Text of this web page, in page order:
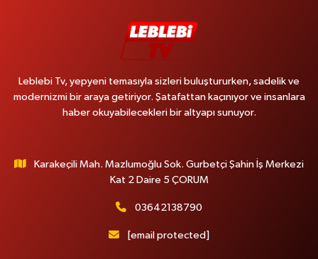
Leblebi Tv, yepyeni temasıyla sizleri buluştururken, sadelik ve
modernizmi bir araya getiriyor. Şatafattan kaçınıyor ve insanlara
haber okuyabilecekleri bir altyapı sunuyor.
Karakeçili Mah. Mazlumoğlu Sok. Gurbetçi Şahin İş Merkezi
Kat 2 Daire 5 ÇORUM
03642138790
[email protected]